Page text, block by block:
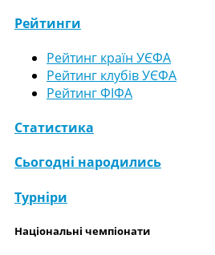
Рейтинги
Рейтинг країн УЄФА
Рейтинг клубів УЄФА
Рейтинг ФІФА
Статистика
Сьогодні народились
Турніри
Національні чемпіонати